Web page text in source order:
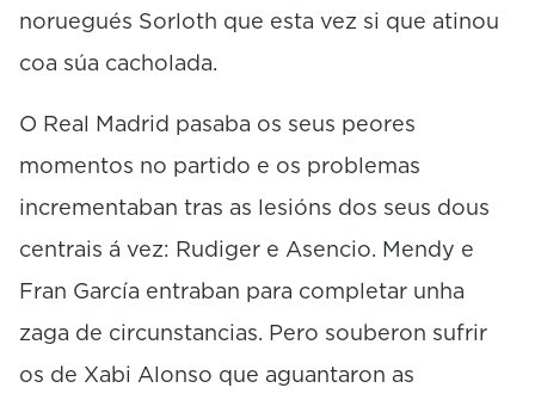
noruegués Sorloth que esta vez si que atinou
coa súa cacholada.
O Real Madrid pasaba os seus peores
momentos no partido e os problemas
incrementaban tras as lesións dos seus dous
centrais á vez: Rudiger e Asencio. Mendy e
Fran García entraban para completar unha
zaga de circunstancias. Pero souberon sufrir
os de Xabi Alonso que aguantaron as